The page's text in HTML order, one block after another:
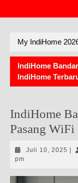
My IndiHome
IndiHome
IndiHome
IndiHome
Pasang
Juli 10, 2025 Juli
pm